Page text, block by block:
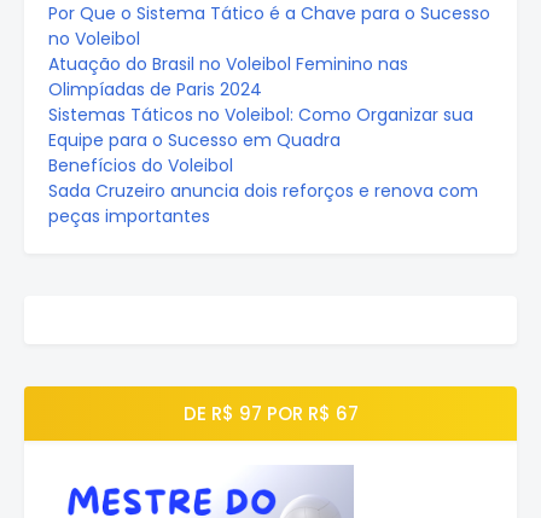
Por Que o Sistema Tático é a Chave para o Sucesso
no Voleibol
Atuação do Brasil no Voleibol Feminino nas
Olimpíadas de Paris 2024
Sistemas Táticos no Voleibol: Como Organizar sua
Equipe para o Sucesso em Quadra
Benefícios do Voleibol
Sada Cruzeiro anuncia dois reforços e renova com
peças importantes
DE R$ 97 POR R$ 67